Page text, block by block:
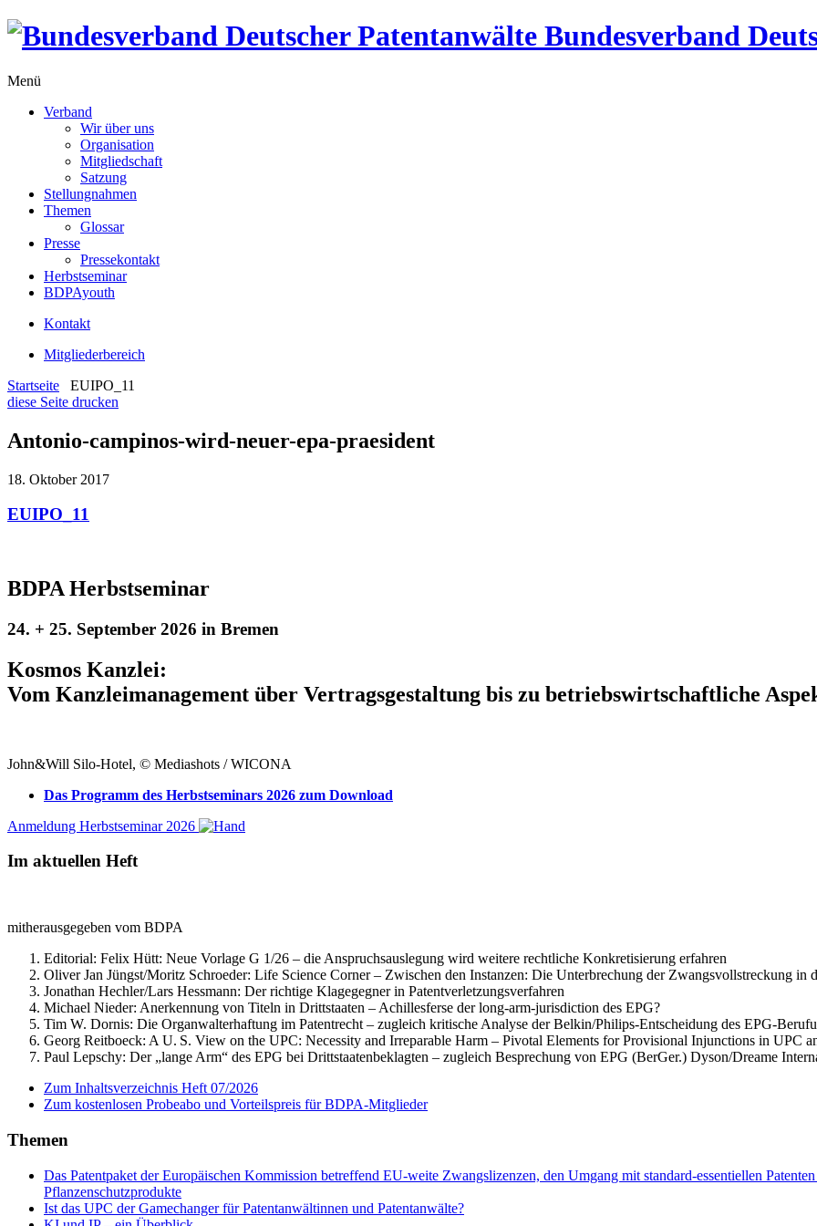
Bundesverband
Menü
Verband
Wir über uns
Organisation
Mitgliedschaft
Satzung
Stellungnahmen
Themen
Glossar
Presse
Pressekontakt
Herbstseminar
BDPAyouth
Kontakt
Mitgliederbereich
Startseite
EUIPO_11
diese Seite drucken
Antonio-campinos-wird-neuer-epa-praesident
18. Oktober 2017
EUIPO_11
BDPA Herbstseminar
24. + 25. September 2026 in Bremen
Kosmos Kanzlei:
Vom Kanzleimanagement über Vertragsgestaltung bis zu betriebswirtschaftliche
John&Will Silo-Hotel, © Mediashots / WICONA
Das Programm des Herbstseminars 2026 zum Download
Anmeldung Herbstseminar 2026
Im aktuellen Heft
mitherausgegeben vom BDPA
Editorial: Felix Hütt: Neue Vorlage G 1/26 – die Anspruchsauslegung wird weitere rechtliche Konkretisierung erfahren
Oliver Jan Jüngst/Moritz Schroeder: Life Science Corner – Zwischen den Instanzen: Die Unterbrechung der Zwangsvollstreckung in
Jonathan Hechler/Lars Hessmann: Der richtige Klagegegner in Patentverletzungsverfahren
Michael Nieder: Anerkennung von Titeln in Drittstaaten – Achillesferse der long-arm-jurisdiction des EPG?
Tim W. Dornis: Die Organwalterhaftung im Patentrecht – zugleich kritische Analyse der Belkin/Philips-Entscheidung des EPG-
Georg Reitboeck: A U. S. View on the UPC: Necessity and Irreparable Harm – Pivotal Elements for Provisional Injunctions in UPC
Paul Lepschy: Der „lange Arm“ des EPG bei Drittstaatenbeklagten – zugleich Besprechung von EPG (BerGer.) Dyson/Dreame
Zum Inhaltsverzeichnis Heft 07/2026
Zum kostenlosen Probeabo und Vorteilspreis für BDPA-Mitglieder
Themen
Das Patentpaket der Europäischen Kommission betreffend EU-weite Zwangslizenzen, den Umgang mit standard-essentiellen
Pflanzenschutzprodukte
Ist das UPC der Gamechanger für Patentanwältinnen und Patentanwälte?